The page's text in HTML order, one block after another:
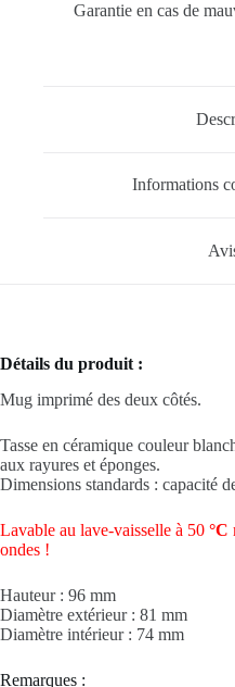
Garantie en cas de
Informations
Détails du produit :
Mug imprimé des deux côtés.
Tasse en céramique couleur
aux rayures et éponges.
Dimensions standards : capacité
Lavable au lave-vaisselle à 50 °C
ondes !
Hauteur : 96 mm
Diamètre extérieur : 81 mm
Diamètre intérieur : 74 mm
Remarques :